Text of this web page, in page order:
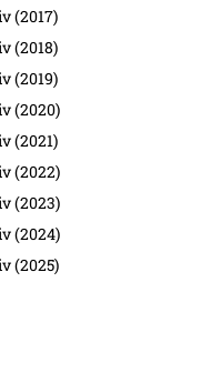
(2017)
(2018)
(2019)
(2020)
(2021)
(2022)
(2023)
(2024)
(2025)